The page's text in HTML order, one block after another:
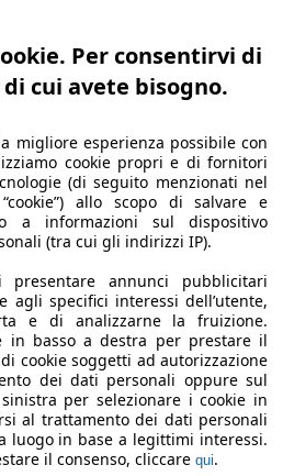
Per consentirvi di
cui avete bisogno.
migliore esperienza possibile con
cookie propri e di fornitori
(di seguito menzionati nel
allo scopo di salvare e
a informazioni sul dispositivo
(tra cui gli indirizzi IP).
presentare annunci pubblicitari
agli specifici interessi dell’utente,
e di analizzarne la fruizione.
in basso a destra per prestare il
cookie soggetti ad autorizzazione
dei dati personali oppure sul
per selezionare i cookie in
al trattamento dei dati personali
luogo in base a legittimi interessi.
il consenso, cliccare qui.